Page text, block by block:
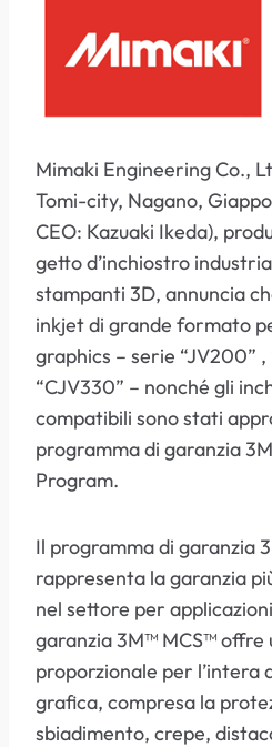
Mimaki Engineering Co.,
Tomi-city, Nagano,
CEO: Kazuaki Ikeda),
getto d’inchiostro
stampanti 3D, annuncia
inkjet di grande formato
graphics – serie “JV200”
“CJV330” – nonché gli
compatibili sono stati
programma di garanzia
Program.
Il programma di garanzia
rappresenta la garanzia
nel settore per
garanzia 3M™ MCS™ offre
proporzionale per l’intera
grafica, compresa la
sbiadimento, crepe,